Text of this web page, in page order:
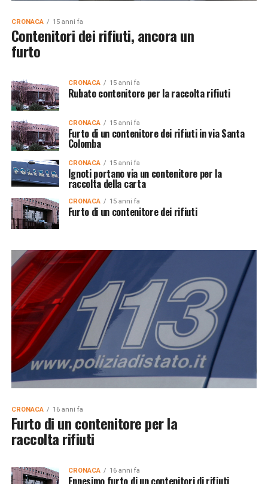
CRONACA 15 anni fa
Contenitori dei rifiuti, ancora un
furto
CRONACA 15 anni fa
Rubato contenitore per la raccolta rifiuti
CRONACA 15 anni fa
Furto di un contenitore dei rifiuti in via Santa
Colomba
CRONACA 15 anni fa
Ignoti portano via un contenitore per la
raccolta della carta
CRONACA 15 anni fa
Furto di un contenitore dei rifiuti
CRONACA 16 anni fa
Furto di un contenitore per la
raccolta rifiuti
CRONACA 16 anni fa